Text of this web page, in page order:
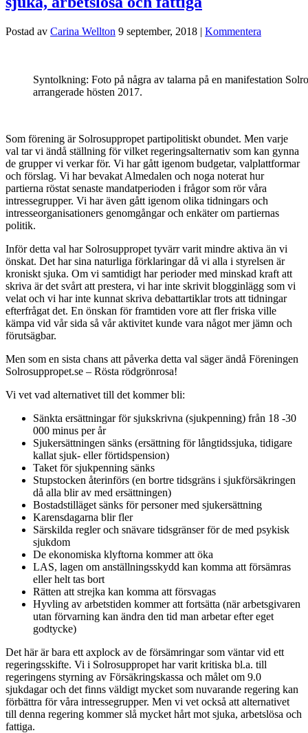
Postad av Carina Wellton 9 september, 2018 | Kommentera
Syntolkning: Foto på några av talarna på en manifestation
arrangerade hösten 2017.
Som förening är Solrosuppropet partipolitiskt obundet. Men varje
val tar vi ändå ställning för vilket regeringsalternativ som kan gynna
de grupper vi verkar för. Vi har gått igenom budgetar, valplattformar
och förslag. Vi har bevakat Almedalen och noga noterat hur
partierna röstat senaste mandatperioden i frågor som rör våra
intressegrupper. Vi har även gått igenom olika tidningars och
intresseorganisationers genomgångar och enkäter om partiernas
politik.
Inför detta val har Solrosuppropet tyvärr varit mindre aktiva än vi
önskat. Det har sina naturliga förklaringar då vi alla i styrelsen är
kroniskt sjuka. Om vi samtidigt har perioder med minskad kraft att
skriva är det svårt att prestera, vi har inte skrivit blogginlägg som vi
velat och vi har inte kunnat skriva debattartiklar trots att tidningar
efterfrågat det. En önskan för framtiden vore att fler friska ville
kämpa vid vår sida så vår aktivitet kunde vara något mer jämn och
förutsägbar.
Men som en sista chans att påverka detta val säger ändå Föreningen
Solrosuppropet.se – Rösta rödgrönrosa!
Vi vet vad alternativet till det kommer bli:
Sänkta ersättningar för sjukskrivna (sjukpenning) från 18 -30
000 minus per år
Sjukersättningen sänks (ersättning för långtidssjuka, tidigare
kallat sjuk- eller förtidspension)
Taket för sjukpenning sänks
Stupstocken återinförs (en bortre tidsgräns i sjukförsäkringen
då alla blir av med ersättningen)
Bostadstilläget sänks för personer med sjukersättning
Karensdagarna blir fler
Särskilda regler och snävare tidsgränser för de med psykisk
sjukdom
De ekonomiska klyftorna kommer att öka
LAS, lagen om anställningsskydd kan komma att försämras
eller helt tas bort
Rätten att strejka kan komma att försvagas
Hyvling av arbetstiden kommer att fortsätta (när arbetsgivaren
utan förvarning kan ändra den tid man arbetar efter eget
godtycke)
Det här är bara ett axplock av de försämringar som väntar vid ett
regeringsskifte. Vi i Solrosuppropet har varit kritiska bl.a. till
regeringens styrning av Försäkringskassa och målet om 9.0
sjukdagar och det finns väldigt mycket som nuvarande regering kan
förbättra för våra intressegrupper. Men vi vet också att alternativet
till denna regering kommer slå mycket hårt mot sjuka, arbetslösa och
fattiga.